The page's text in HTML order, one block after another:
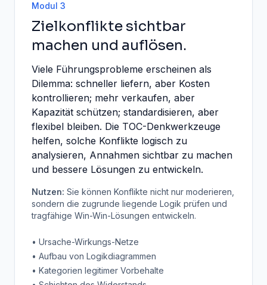
Modul 3
Zielkonflikte sichtbar
machen und auflösen.
Viele Führungsprobleme erscheinen als
Dilemma: schneller liefern, aber Kosten
kontrollieren; mehr verkaufen, aber
Kapazität schützen; standardisieren, aber
flexibel bleiben. Die TOC-Denkwerkzeuge
helfen, solche Konflikte logisch zu
analysieren, Annahmen sichtbar zu machen
und bessere Lösungen zu entwickeln.
Nutzen: Sie können Konflikte nicht nur moderieren,
sondern die zugrunde liegende Logik prüfen und
tragfähige Win-Win-Lösungen entwickeln.
• Ursache-Wirkungs-Netze
• Aufbau von Logikdiagrammen
• Kategorien legitimer Vorbehalte